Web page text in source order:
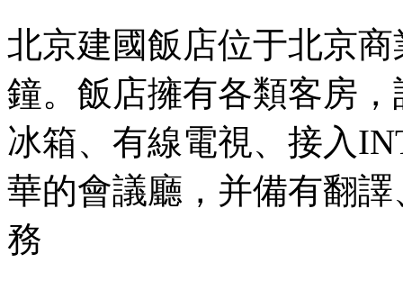
北京建國飯店位于北京
鐘。飯店擁有各類客房
冰箱、有線電視、接入
華的會議廳，并備有翻
務